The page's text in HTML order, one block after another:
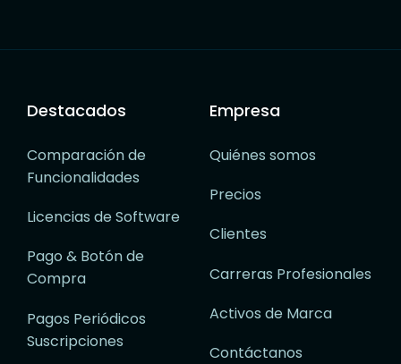
Destacados
Comparación de
Funcionalidades
Licencias de Software
Pago & Botón de
Compra
Pagos Periódicos
Suscripciones
Empresa
Quiénes somos
Precios
Clientes
Carreras Profesionales
Activos de Marca
Contáctanos